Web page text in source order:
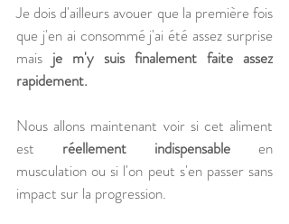
Je dois d'ailleurs avouer que la première fois
que j'en ai consommé j'ai été assez surprise
mais je m'y suis finalement faite assez
rapidement.
Nous allons maintenant voir si cet aliment
est réellement indispensable en
musculation ou si l'on peut s'en passer sans
impact sur la progression.